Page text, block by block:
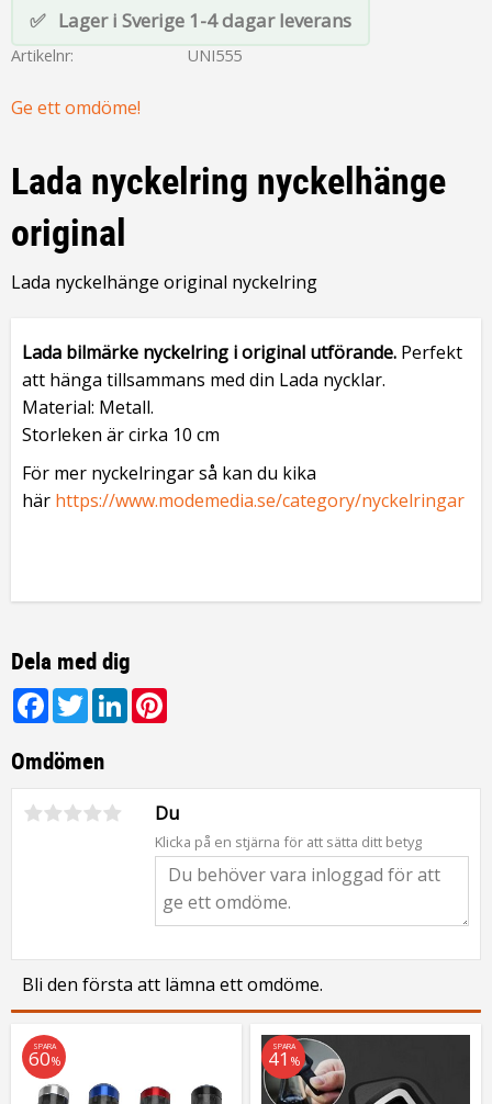
Lager i Sverige 1-4 dagar leverans
Artikelnr UNI555
Ge ett omdöme!
Lada nyckelring nyckelhänge
original
Lada nyckelhänge original nyckelring
Lada bilmärke nyckelring i original utförande. Perfekt
att hänga tillsammans med din Lada nycklar.
Material: Metall.
Storleken är cirka 10 cm
För mer nyckelringar så kan du kika
här https://www.modemedia.se/category/nyckelringar
Dela med dig
Facebook
TwitterLinkedIn
Omdömen
Du
Klicka på en stjärna för att sätta ditt betyg
Bli den första att lämna ett omdöme.
SPARA
60%
SPARA
41 %